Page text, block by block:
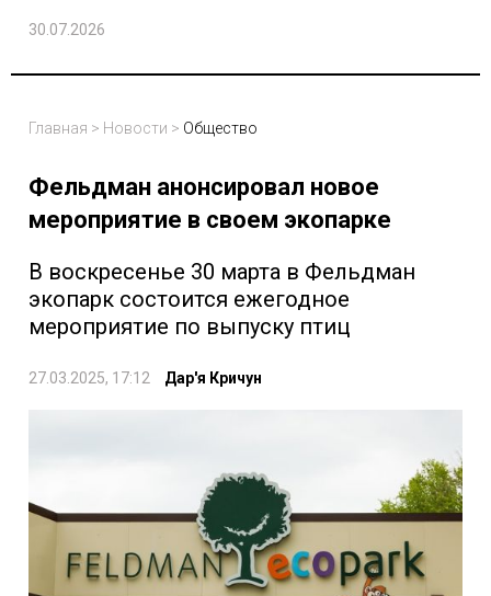
30.07.2026
Главная > Новости > Общество
Фельдман анонсировал новое
мероприятие в своем экопарке
В воскресенье 30 марта в Фельдман
экопарк состоится ежегодное
мероприятие по выпуску птиц
27.03.2025, 17:12 Дар'я Кричун